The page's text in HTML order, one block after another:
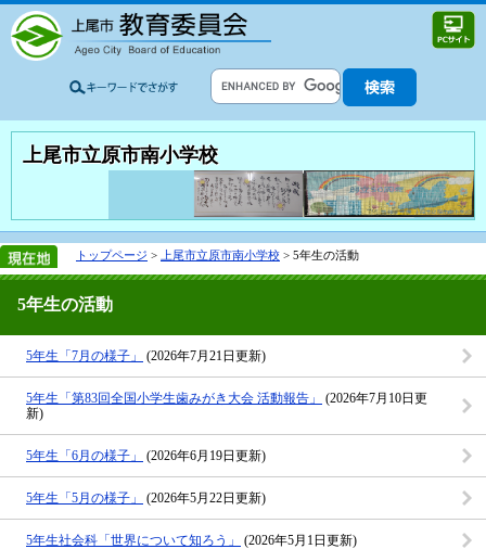
上尾市立原市南小学校
トップページ > 上尾市立原市南小学校 > 5年生の活動
5年生の活動
5年生「7月の様子」 (2026年7月21日更新)
5年生「第83回全国小学生歯みがき大会 活動報告」
(2026年7月10日更
新)
5年生「6月の様子」 (2026年6月19日更新)
5年生「5月の様子」 (2026年5月22日更新)
5年生社会科「世界について知ろう」 (2026年5月1日更新)